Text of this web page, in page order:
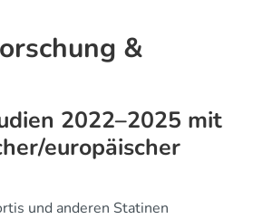
&
2022–2025 mit
europäischer
und anderen Statinen